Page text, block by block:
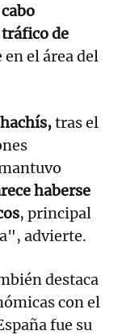
de
el área del
tras el
haberse
, principal
advierte.
destaca
con el
fue su